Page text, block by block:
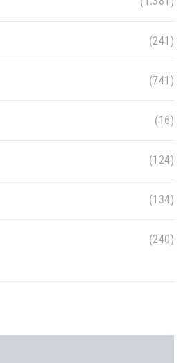
(241)
(741)
(16)
(124)
(134)
(240)